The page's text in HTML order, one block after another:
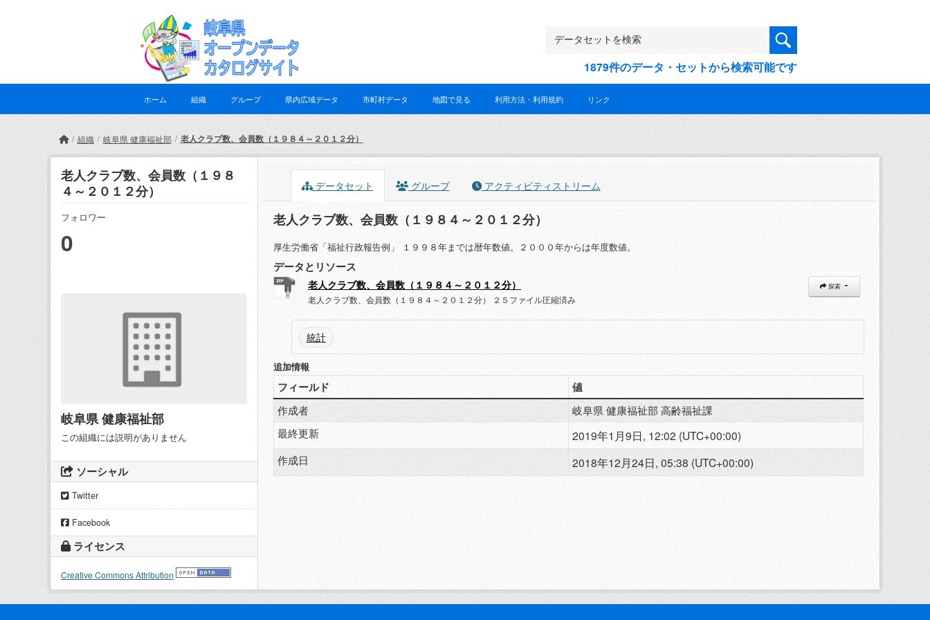
1879件のデータ・セットから検索可能です
ホーム 組織 グループ 県内広域データ 市町村データ 地図で見る 利用方法・利用規約 リンク
組織 岐阜県 健康福祉部 老人クラブ数、会員数（１９８４～２０１２分）
老人クラブ数、会員数（１９８
４～２０１２分）
フォロワー
0
岐阜県 健康福祉部
この組織には説明がありません
ソーシャル
Twitter
Facebook
ライセンス
Creative Commons Attribution
データセット グループ アクティビティストリーム
老人クラブ数、会員数（１９８４～２０１２分）
厚生労働省「福祉行政報告例」 １９９８年までは暦年数値。２０００年からは年度数値。
データとリソース
老人クラブ数、会員数（１９８４～２０１２分）
老人クラブ数、会員数（１９８４～２０１２分） ２５ファイル圧縮済み
探索
統計
追加情報
フィールド 値
作成者
岐阜県 健康福祉部 高齢福祉課
最終更新
2019年1月9日, 12:02 (UTC+00:00)
作成日 2018年12月24日, 05:38 (UTC+00:00)